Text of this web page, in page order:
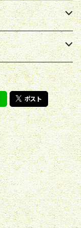
ポスト